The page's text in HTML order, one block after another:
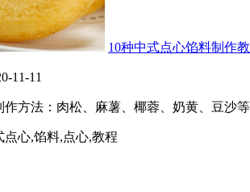
10种中式点心馅料制作
11-11
作方法：肉松、麻薯、椰蓉、奶黄、豆沙等
点心,馅料,点心,教程